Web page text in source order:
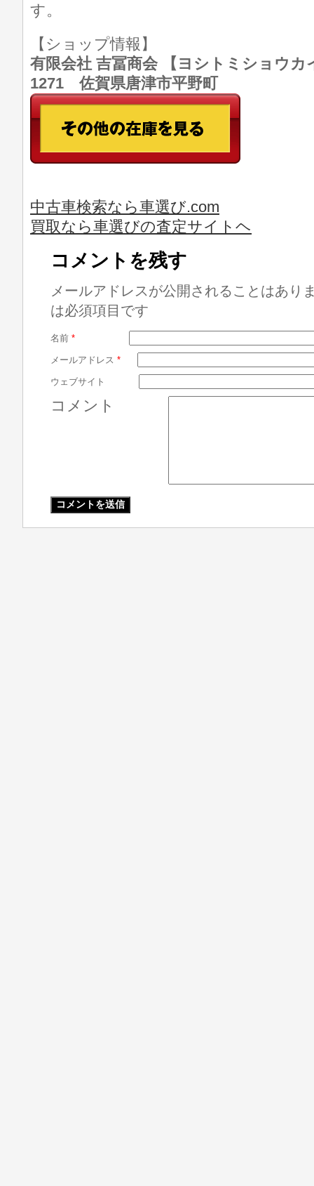
す。
【ショップ情報】
有限会社 吉冨商会 【ヨシトミショウ
1271 佐賀県唐津市平野町
中古車検索なら車選び.com
買取なら車選びの査定サイトヘ
コメントを残す
メールアドレスが公開されることはあり
は必須項目です
名前 *
メールアドレス *
ウェブサイト
コメント